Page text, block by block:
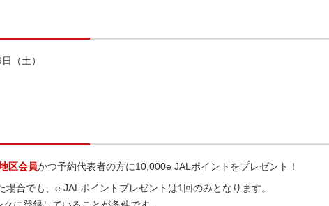
（土）
区会員かつ予約代表者の方に10,000e JALポイントをプレゼント！
合でも、e JALポイントプレゼントは1回のみとなります。